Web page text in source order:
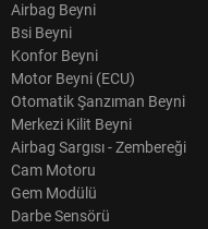
Airbag Beyni
Bsi Beyni
Konfor Beyni
Motor Beyni (ECU)
Otomatik Şanzıman Beyni
Merkezi Kilit Beyni
Airbag Sargısı - Zembereği
Cam Motoru
Gem Modülü
Darbe Sensörü